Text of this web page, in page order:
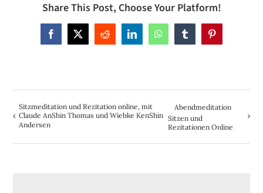
Share This Post, Choose Your Platform!
Facebook
X Reddit LinkedInWhatsAppTumblrPinterest
Sitzmeditation und Rezitation online, mit
Claude AnShin Thomas und Wiebke KenShin
Andersen
Abendmeditation
Sitzen und
Rezitationen Online